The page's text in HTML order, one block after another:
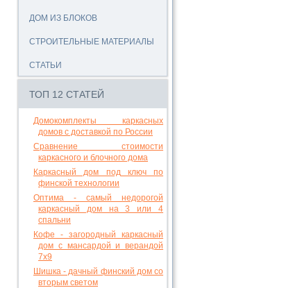
ДОМ ИЗ БЛОКОВ
СТРОИТЕЛЬНЫЕ МАТЕРИАЛЫ
СТАТЬИ
ТОП 12 СТАТЕЙ
Домокомплекты каркасных
домов с доставкой по России
Сравнение стоимости
каркасного и блочного дома
Каркасный дом под ключ по
финской технологии
Оптима - самый недорогой
каркасный дом на 3 или 4
спальни
Кофе - загородный каркасный
дом с мансардой и верандой
7х9
Шишка - дачный финский дом со
вторым светом